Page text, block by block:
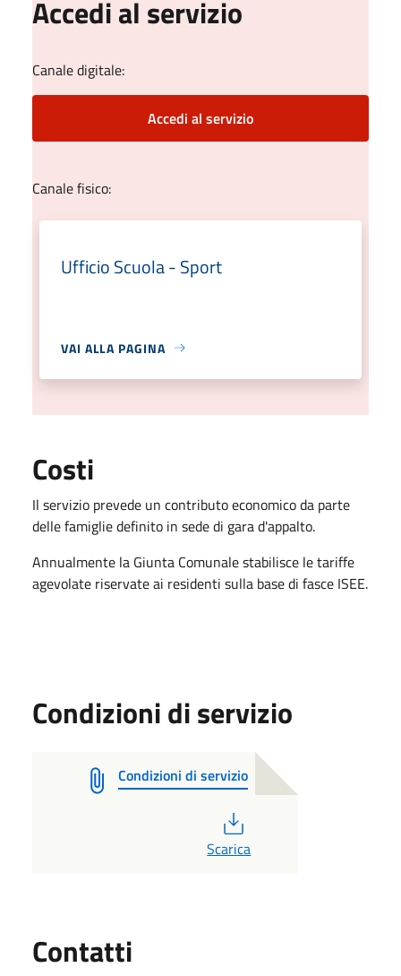
Accedi al servizio
Canale digitale:
Accedi al servizio
Canale fisico:
Ufficio Scuola - Sport
VAI ALLA PAGINA
Costi
Il servizio prevede un contributo economico da parte
delle famiglie definito in sede di gara d'appalto.
Annualmente la Giunta Comunale stabilisce le tariffe
agevolate riservate ai residenti sulla base di fasce ISEE.
Condizioni di servizio
Condizioni di servizio
Scarica
Contatti